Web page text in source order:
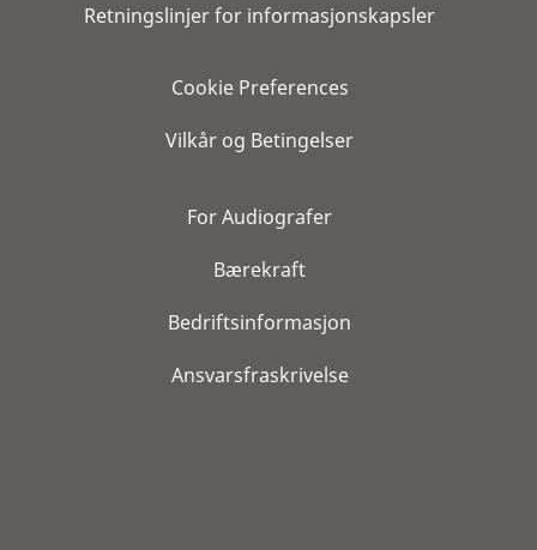
Retningslinjer for informasjonskapsler
Cookie Preferences
Vilkår og Betingelser
For Audiografer
Bærekraft
Bedriftsinformasjon
Ansvarsfraskrivelse